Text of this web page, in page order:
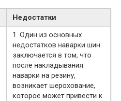
Недостатки
1. Один из основных
недостатков наварки шин
заключается в том, что
после накладывания
наварки на резину,
возникает шерохование,
которое может привести к